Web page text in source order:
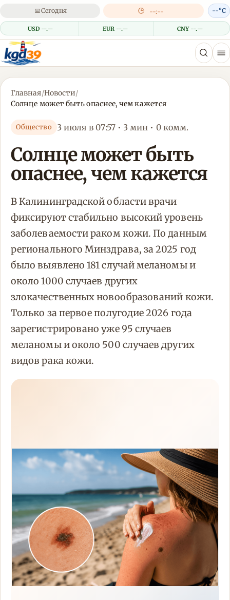
📅Сегодня 🕒 --:--
USD --.-- EUR --.-- CNY --.--
--°C
Главная/Новости/
Солнце может быть опаснее, чем кажется
Общество 3 июля в 07:57 • 3 мин • 0 комм.
Солнце может быть
опаснее, чем кажется
В Калининградской области врачи
фиксируют стабильно высокий уровень
заболеваемости раком кожи. По данным
регионального Минздрава, за 2025 год
было выявлено 181 случай меланомы и
около 1000 случаев других
злокачественных новообразований кожи.
Только за первое полугодие 2026 года
зарегистрировано уже 95 случаев
меланомы и около 500 случаев других
видов рака кожи.